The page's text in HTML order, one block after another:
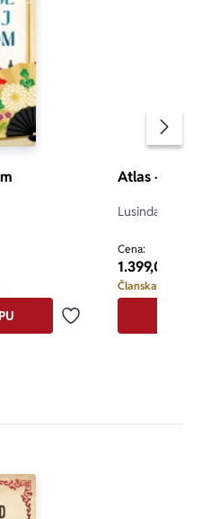
je 4.3 od 5
Dodaj u omiljene
Atlas – priča
Lusinda Rajli,
Cena:
1.399,00
Članska cena i do: